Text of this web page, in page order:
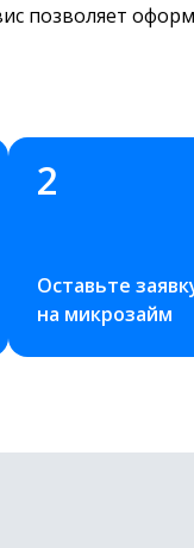
позволяет
2
Оставьте
на микрозайм